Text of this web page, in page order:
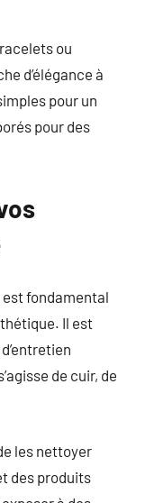
ou
d’élégance à
pour un
pour des
est fondamental
Il est
de cuir, de
les nettoyer
des produits